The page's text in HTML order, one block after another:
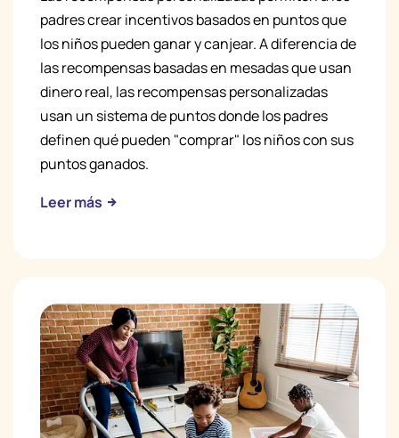
padres crear incentivos basados en puntos que
los niños pueden ganar y canjear. A diferencia de
las recompensas basadas en mesadas que usan
dinero real, las recompensas personalizadas
usan un sistema de puntos donde los padres
definen qué pueden "comprar" los niños con sus
puntos ganados.
Leer más